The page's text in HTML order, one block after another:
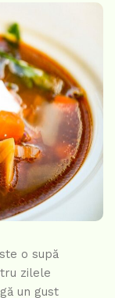
o supă
zilele
un gust